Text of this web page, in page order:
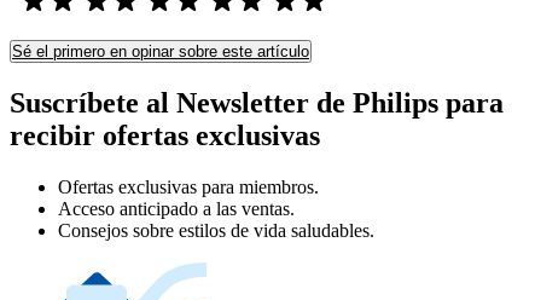
Sé el primero en opinar sobre este artículo
Suscríbete al Newsletter de Philips para
recibir ofertas exclusivas
Ofertas exclusivas para miembros.
Acceso anticipado a las ventas.
Consejos sobre estilos de vida saludables.